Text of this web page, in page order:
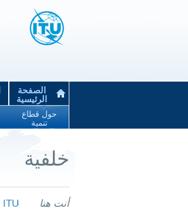
الصفحة
الرئيسية
حول قطاع
تنمية
خلفية
أنت هنا ITU